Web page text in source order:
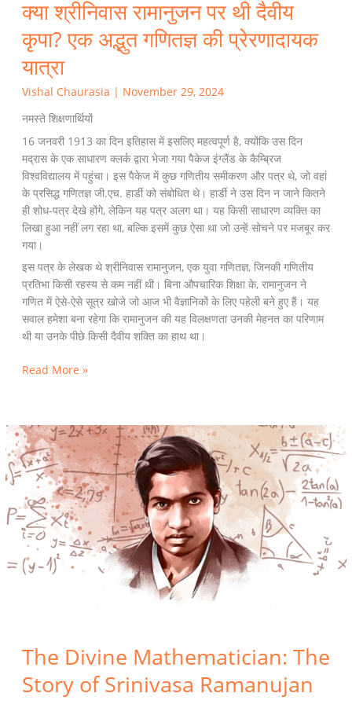
क्या श्रीनिवास रामानुजन पर थी दैवीय
कृपा? एक अद्भुत गणितज्ञ की प्रेरणादायक
यात्रा
Vishal Chaurasia | November 29, 2024
नमस्ते शिक्षणार्थियों
16 जनवरी 1913 का दिन इतिहास में इसलिए महत्वपूर्ण है, क्योंकि उस दिन
मद्रास के एक साधारण क्लर्क द्वारा भेजा गया पैकेज इंग्लैंड के कैम्ब्रिज
विश्वविद्यालय में पहुंचा। इस पैकेज में कुछ गणितीय समीकरण और पत्र थे, जो वहां
के प्रसिद्ध गणितज्ञ जी.एच. हार्डी को संबोधित थे। हार्डी ने उस दिन न जाने कितने
ही शोध-पत्र देखे होंगे, लेकिन यह पत्र अलग था। यह किसी साधारण व्यक्ति का
लिखा हुआ नहीं लग रहा था, बल्कि इसमें कुछ ऐसा था जो उन्हें सोचने पर मजबूर कर
गया।
इस पत्र के लेखक थे श्रीनिवास रामानुजन, एक युवा गणितज्ञ, जिनकी गणितीय
प्रतिभा किसी रहस्य से कम नहीं थी। बिना औपचारिक शिक्षा के, रामानुजन ने
गणित में ऐसे-ऐसे सूत्र खोजे जो आज भी वैज्ञानिकों के लिए पहेली बने हुए हैं। यह
सवाल हमेशा बना रहेगा कि रामानुजन की यह विलक्षणता उनकी मेहनत का परिणाम
थी या उनके पीछे किसी दैवीय शक्ति का हाथ था।
Read More »
The Divine Mathematician: The
Story of Srinivasa Ramanujan
The
Divine
Mathematician:
The
Story
of
Srinivasa
Ramanujan